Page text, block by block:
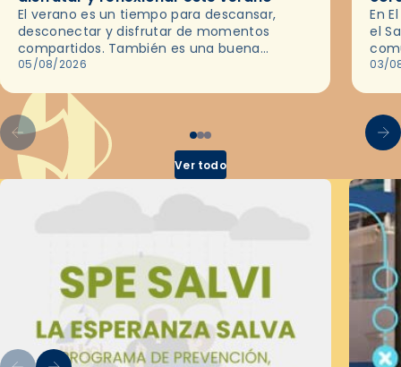
El verano es un tiempo para descansar,
desconectar y disfrutar de momentos
compartidos. También es una buena
ocasión para dejarse llevar por una buena
sobre…
05/08/2026
En
el
del
03/
Ver todo